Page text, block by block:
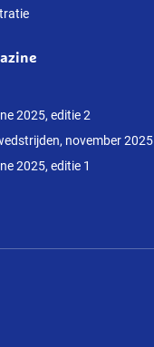
2025, editie 2
november 2025
2025, editie 1